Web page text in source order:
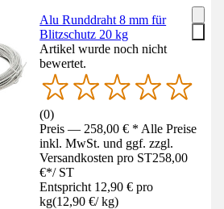
Alu Runddraht 8 mm für
Blitzschutz 20 kg
Artikel wurde noch nicht
bewertet.
(0)
Preis — 258,00 € * Alle Preise
inkl. MwSt. und ggf. zzgl.
Versandkosten pro ST258,00
€*/ ST
Entspricht 12,90 € pro
kg(12,90 €/ kg)